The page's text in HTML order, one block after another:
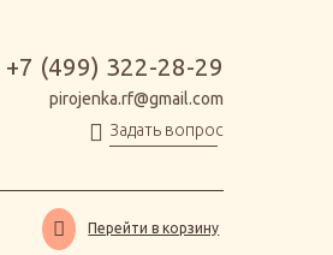
+7 (499) 322-28-29
pirojenka.rf@gmail.com
Задать вопрос
Перейти в корзину